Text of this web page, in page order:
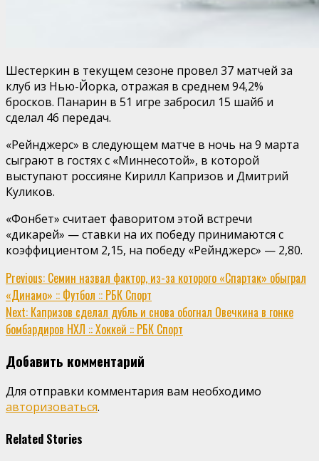
Шестеркин в текущем сезоне провел 37 матчей за
клуб из Нью-Йорка, отражая в среднем 94,2%
бросков. Панарин в 51 игре забросил 15 шайб и
сделал 46 передач.
«Рейнджерс» в следующем матче в ночь на 9 марта
сыграют в гостях с «Миннесотой», в которой
выступают россияне Кирилл Капризов и Дмитрий
Куликов.
«Фонбет» считает фаворитом этой встречи
«дикарей» — ставки на их победу принимаются с
коэффициентом 2,15, на победу «Рейнджерс» — 2,80.
Continue
Reading
Previous: Семин назвал фактор, из-за которого «Спартак» обыграл
«Динамо» :: Футбол :: РБК Спорт
Next: Капризов сделал дубль и снова обогнал Овечкина в гонке
бомбардиров НХЛ :: Хоккей :: РБК Спорт
Добавить комментарий
Для отправки комментария вам необходимо
авторизоваться.
Related Stories